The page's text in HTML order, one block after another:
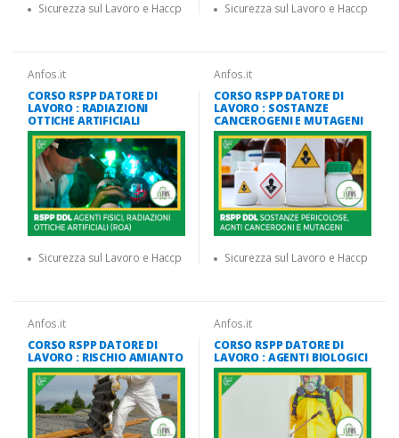
Sicurezza sul Lavoro e Haccp Sicurezza sul Lavoro e Haccp
Anfos.it
CORSO RSPP DATORE DI
LAVORO : RADIAZIONI
OTTICHE ARTIFICIALI
Sicurezza sul Lavoro e Haccp
Anfos.it
CORSO RSPP DATORE DI
LAVORO : SOSTANZE
CANCEROGENI E MUTAGENI
Sicurezza sul Lavoro e Haccp
Anfos.it
CORSO RSPP DATORE DI
LAVORO : RISCHIO AMIANTO
Anfos.it
CORSO RSPP DATORE DI
LAVORO : AGENTI BIOLOGICI